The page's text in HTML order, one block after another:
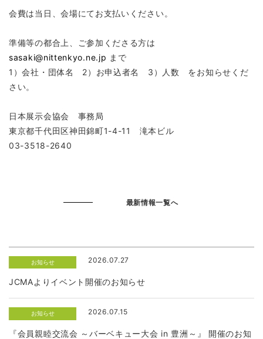
会費は当日、会場にてお支払いください。
準備等の都合上、ご参加くださる方は
sasaki@nittenkyo.ne.jp まで
1）会社・団体名 2）お申込者名 3）人数 をお知らせくだ
さい。
日本展示会協会 事務局
東京都千代田区神田錦町1-4-11 滝本ビル
03-3518-2640
最新情報一覧へ
お知らせ 2026.07.27
JCMAよりイベント開催のお知らせ
お知らせ 2026.07.15
『会員親睦交流会 ～バーベキュー大会 in 豊洲～』 開催のお知